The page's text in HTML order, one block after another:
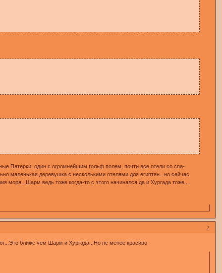
Пятерки, один с огромнейшим гольф полем, почти все отели со спа-
маленькая деревушка с несколькими отелями для египтян...но сейчас
моря...Шарм ведь тоже когда-то с этого начинался да и Хургада тоже....
7
ближе чем Шарм и Хургада...Но не менее красиво